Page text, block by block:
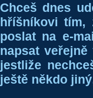
Chceš dnes
hříšníkovi tím,
poslat na e-
napsat
jestliže
ještě někdo